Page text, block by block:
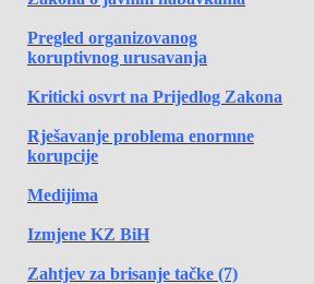
Pregled organizovanog
koruptivnog urusavanja
Kriticki osvrt na Prijedlog Zakona
Rješavanje problema enormne
korupcije
Medijima
Izmjene KZ BiH
Zahtjev za brisanje tačke (7)